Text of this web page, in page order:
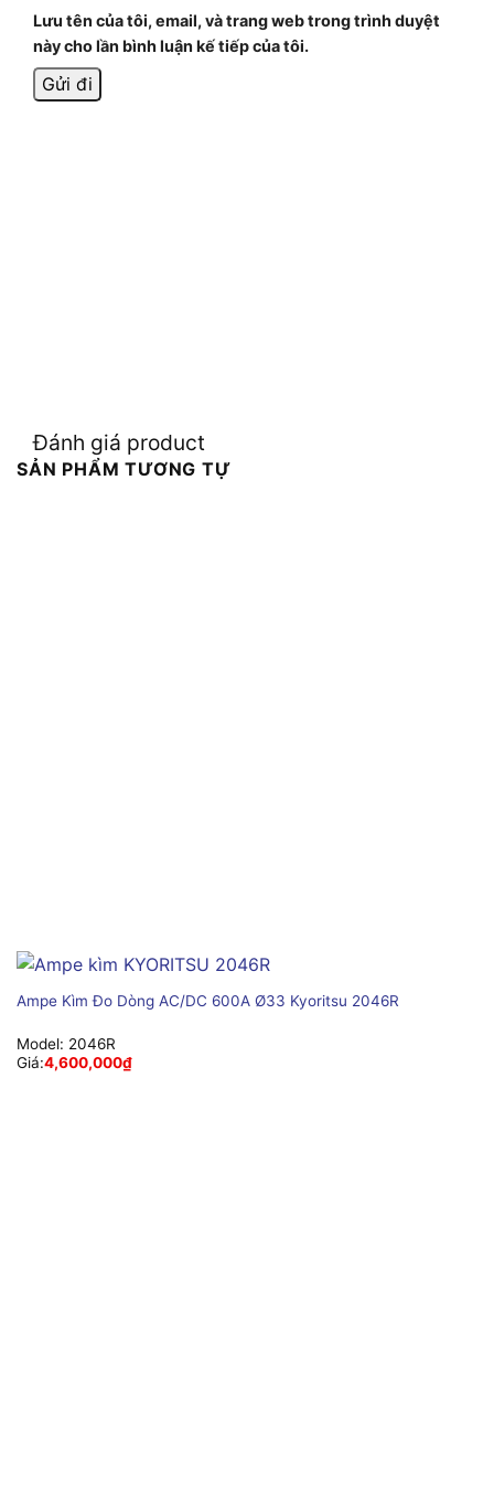
Lưu tên của tôi, email, và trang web trong trình duyệt
này cho lần bình luận kế tiếp của tôi.
Đánh giá product
SẢN PHẨM TƯƠNG TỰ
Ampe Kìm Đo Dòng AC/DC 600A Ø33 Kyoritsu 2046R
Model: 2046R
Giá:4,600,000₫